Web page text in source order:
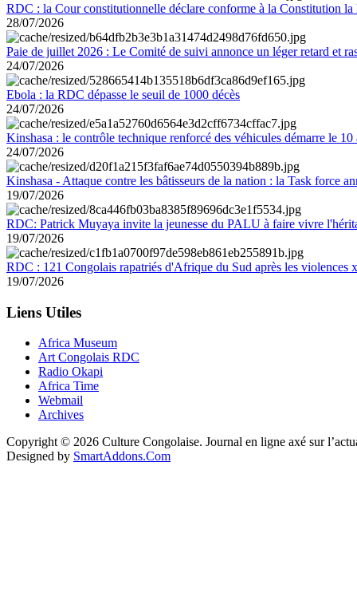
RDC : la Cour constitutionnelle déclare conforme à la Constitution la
28/07/2026
Paie de juillet 2026 : Le Comité de suivi annonce un léger retard et
24/07/2026
Ebola : la RDC dépasse le seuil de 1000 décès
24/07/2026
Kinshasa : le contrôle technique renforcé des véhicules démarre le 10
24/07/2026
Kinshasa - Attaque contre les bâtisseurs de la nation : la Task force
19/07/2026
RDC: Patrick Muyaya invite la jeunesse du PALU à faire vivre
19/07/2026
RDC : 121 Congolais rapatriés d'Afrique du Sud après les violences
19/07/2026
Liens Utiles
Africa Museum
Art Congolais RDC
Radio Okapi
Africa Time
Webmail
Archives
Copyright © 2026 Culture Congolaise. Journal en ligne axé sur
Designed by SmartAddons.Com